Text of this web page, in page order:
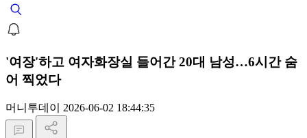
'여장'하고 여자화장실 들어간 20대 남성…6시간 숨
어 찍었다
머니투데이 2026-06-02 18:44:35